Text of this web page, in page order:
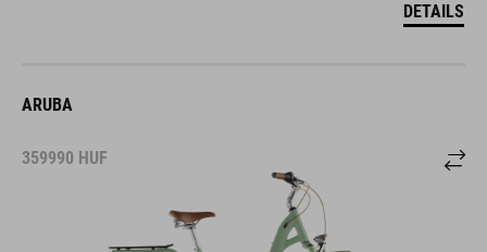
DETAILS
ARUBA
359990 HUF